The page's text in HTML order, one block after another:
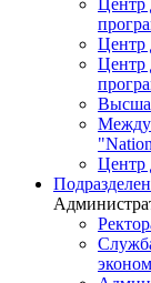
Центр
Центр
Центр